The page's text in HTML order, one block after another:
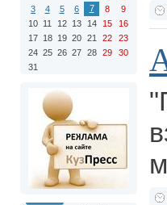
3
4 5 6 7 8
9
10 11 12 13 14 15
16
17 18 19 20 21 22
23
24 25 26 27 28 29
30
31